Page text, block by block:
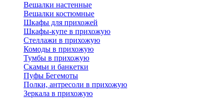
Вешалки настенные
Вешалки костюмные
Шкафы для прихожей
Шкафы-купе в прихожую
Стеллажи в прихожую
Комоды в прихожую
Тумбы в прихожую
Скамьи и банкетки
Пуфы Бегемоты
Полки, антресоли в прихожую
Зеркала в прихожую